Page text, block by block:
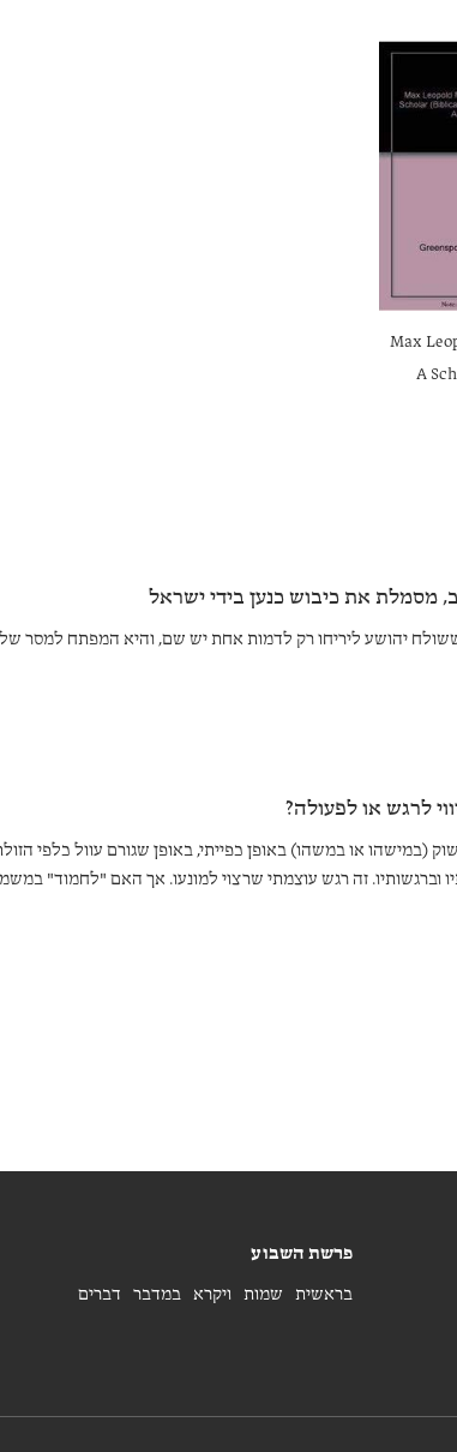
Max
A
מסמלת את כיבוש כנען בידי ישראל
יהושע ליריחו רק לדמות אחת יש שם, והיא המפתח למסר של
לרגש או לפעולה?
(במישהו או במשהו) באופן כפייתי, באופן שגורם עוול כלפי
וברגשותיו. זה רגש עוצמתי שרצוי למונעו. אך האם "לחמוד"
פרשת השבוע
בראשית שמות ויקרא במדבר דברים